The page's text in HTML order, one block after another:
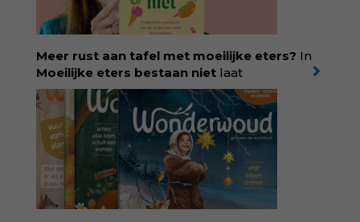
liefdevolle kijk op kinderen en veel begrip
voor ouders. Download het hoofdstuk gratis
via:
evabronsveld.plugandpay.nl/r?
id=ZcYxEBJH
Meer rust aan tafel met moeilijke eters? In
Moeilijke eters bestaan niet laat
kinderdiëtist en lactatiekundigeRolinde
Demeyerzien wat er schuilgaat achter
eetgedrag dat ouders zorgen baart. Met
aandacht voor ontwikkeling,
neurodivergentie en medische oorzaken
helpt ze hardnekkige misverstanden los te
laten en maakt ze van eten weer een
moment van verbinding. Bestel via je lokale